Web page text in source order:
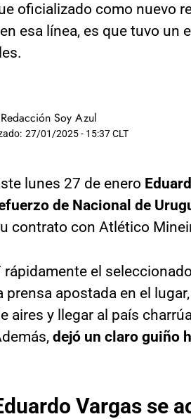
oficializado como nuevo
esa línea, es que tuvo un
Redacción Soy Azul
27/01/2025 - 15:37 CLT
lunes 27 de enero
de Nacional de
contrato con Atlético
rápidamente el
prensa apostada en el
aires y llegar al país
dejó un claro guiño
Vargas se